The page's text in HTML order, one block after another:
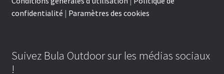
confidentialité | Paramètres des cookies
Suivez Bula Outdoor sur les médias sociaux
!